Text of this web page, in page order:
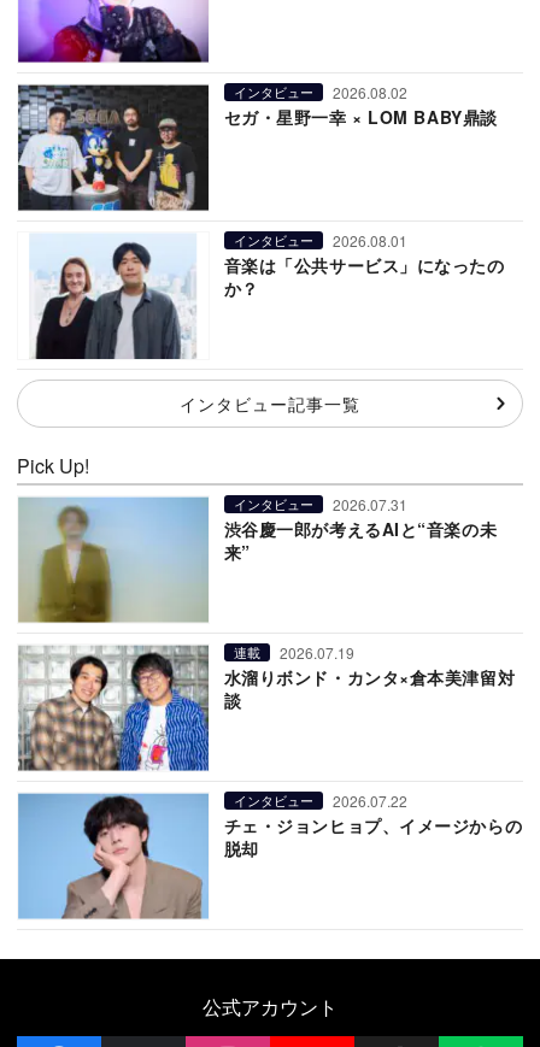
インタビュー 2026.08.02
セガ・星野一幸 × LOM BABY鼎談
インタビュー 2026.08.01
音楽は「公共サービス」になったの
か？
インタビュー記事一覧
Pick Up!
インタビュー 2026.07.31
渋谷慶一郎が考えるAIと“音楽の未
来”
連載 2026.07.19
水溜りボンド・カンタ×倉本美津留対
談
インタビュー 2026.07.22
チェ・ジョンヒョプ、イメージからの
脱却
公式アカウント